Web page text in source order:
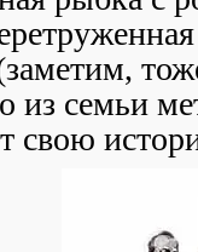
из семьи
свою